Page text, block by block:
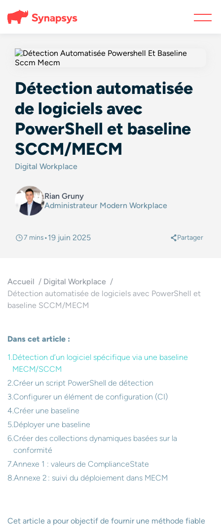
Détection automatisée
de logiciels avec
PowerShell et baseline
SCCM/MECM
Digital Workplace
Rian Gruny
Administrateur Modern Workplace
7 mins•19 juin 2025 Partager
Accueil
Digital Workplace
Détection automatisée de logiciels avec PowerShell et
baseline SCCM/MECM
Dans cet article :
Détection d’un logiciel spécifique via une baseline
MECM/SCCM
Créer un script PowerShell de détection
Configurer un élément de configuration (CI)
Créer une baseline
Déployer une baseline
Créer des collections dynamiques basées sur la
conformité
Annexe 1 : valeurs de ComplianceState
Annexe 2 : suivi du déploiement dans MECM
Cet article a pour objectif de fournir une méthode fiable